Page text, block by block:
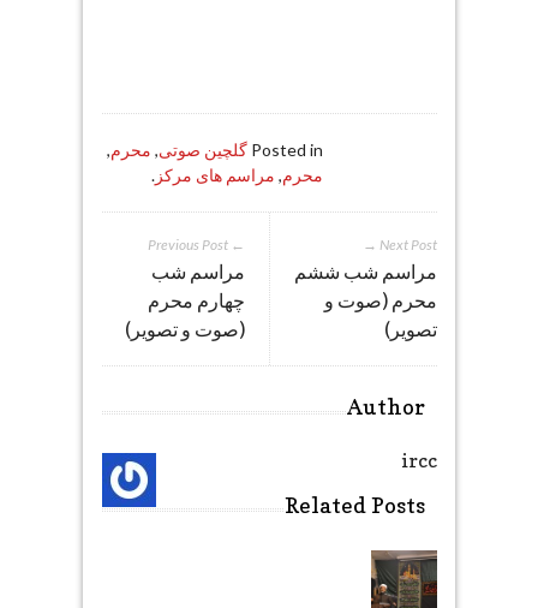
Posted in گلچین صوتی, محرم,
محرم, مراسم های مرکز.
Next Post →
مراسم شب ششم
محرم (صوت و
تصویر)
← Previous Post
مراسم شب
چهارم محرم
(صوت و تصویر)
Author
ircc
Related Posts